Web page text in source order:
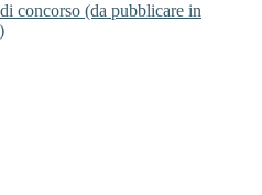
concorso (da pubblicare in